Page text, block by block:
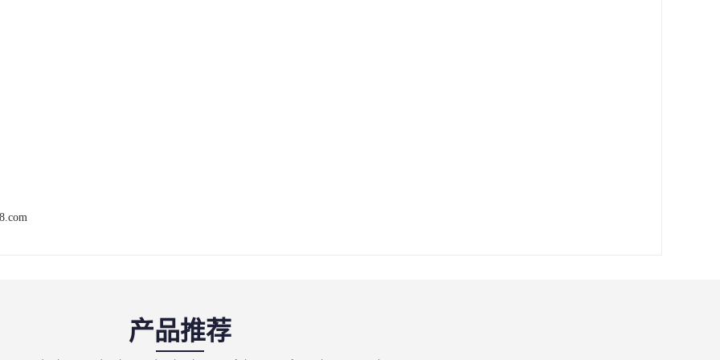
产品推荐